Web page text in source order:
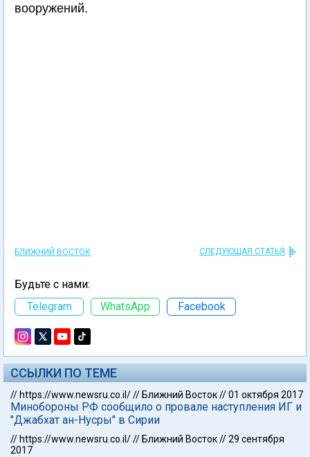
вооружений.
БЛИЖНИЙ ВОСТОК СЛЕДУЮЩАЯ СТАТЬЯ
Будьте с нами:
Telegram
WhatsApp Facebook
ССЫЛКИ ПО ТЕМЕ
//https://www.newsru.co.il///Ближний Восток//01 октября 2017
Минобороны РФ сообщило о провале наступления ИГ и
"Джабхат ан-Нусры" в Сирии
//https://www.newsru.co.il///Ближний Восток//29 сентября
2017